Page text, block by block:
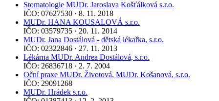
Stomatologie MUDr. Jaroslava Košťálková s.r.o.
IČO: 07627530 · 8. 11. 2018
MUDr. HANA KOUSALOVÁ s.r.o.
IČO: 03579735 · 20. 11. 2014
MUDr. Jana Dostálová - dětská lékařka, s.r.o.
IČO: 02322846 · 27. 11. 2013
Lékárna MUDr. Andrea Dostálová, s.r.o.
IČO: 26836718 · 2. 7. 2004
Oční praxe MUDr. Životová, MUDr. Košanová, s.r.o.
IČO: 29091268
MUDr. Hrádek s.r.o.